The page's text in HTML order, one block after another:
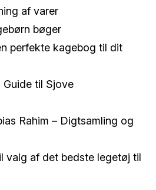
af varer
bøger
perfekte kagebog til dit
Guide til Sjove
Rahim – Digtsamling og
valg af det bedste legetøj til